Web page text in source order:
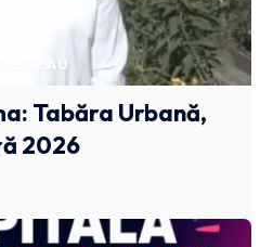
BUZAU
Tabăra Urbană,
2026